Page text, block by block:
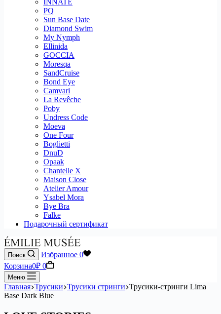
INNATE
PQ
Sun Base Date
Diamond Swim
My Nymph
Ellinida
GOCCIA
Moresqa
SandCruise
Bond Eye
Camvari
La Revêche
Poby
Undress Code
Moeva
One Four
Boglietti
DnuD
Opaak
Chantelle X
Maison Close
Atelier Amour
Ysabel Mora
Bye Bra
Falke
Подарочный сертификат
Поиск Избранное 0
Корзина0₽ 0
Меню
Главная Трусики Трусики стринги Трусики-стринги Lima
Base Dark Blue